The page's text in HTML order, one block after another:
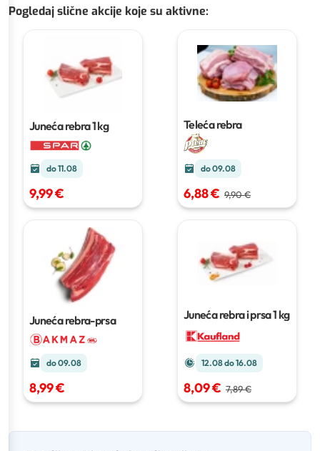
Pogledaj slične akcije koje su aktivne:
Juneća rebra1 kg
do 11.08
9,99 €
Teleća rebra
do 09.08
6,88 € 9,90 €
Juneća rebra-prsa
do 09.08
8,99 €
Juneća rebra i prsa1 kg
12.08 do 16.08
8,09 € 7,89 €